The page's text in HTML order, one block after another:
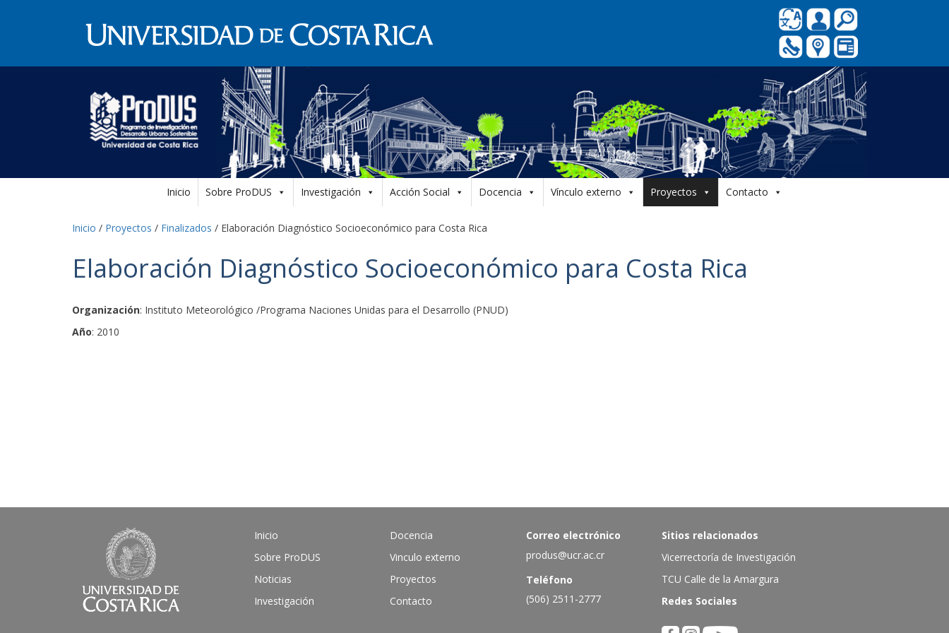
Inicio Sobre ProDUS Investigación Acción Social Docencia Vínculo externo Proyectos Contacto
Inicio / Proyectos / Finalizados / Elaboración Diagnóstico Socioeconómico para Costa Rica
Elaboración Diagnóstico Socioeconómico para Costa Rica
Organización: Instituto Meteorológico /Programa Naciones Unidas para el Desarrollo (PNUD)
Año: 2010
Inicio
Sobre ProDUS
Noticias
Investigación
Docencia
Vinculo externo
Proyectos
Contacto
Correo electrónico
produs@ucr.ac.cr
Teléfono
(506) 2511-2777
Sitios relacionados
Vicerrectoría de Investigación
TCU Calle de la Amargura
Redes Sociales